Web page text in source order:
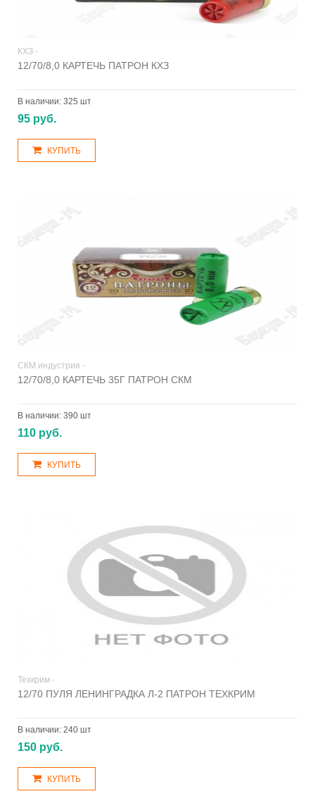
КХЗ -
12/70/8,0 КАРТЕЧЬ ПАТРОН КХЗ
В наличии: 325 шт
95 руб.
КУПИТЬ
СКМ индустрия -
12/70/8,0 КАРТЕЧЬ 35Г ПАТРОН СКМ
В наличии: 390 шт
110 руб.
КУПИТЬ
Техкрим -
12/70 ПУЛЯ ЛЕНИНГРАДКА Л-2 ПАТРОН ТЕХКРИМ
В наличии: 240 шт
150 руб.
КУПИТЬ